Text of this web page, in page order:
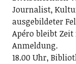
Journalist,
ausgebildeter
Apéro bleibt
Anmeldung.
18.00 Uhr,